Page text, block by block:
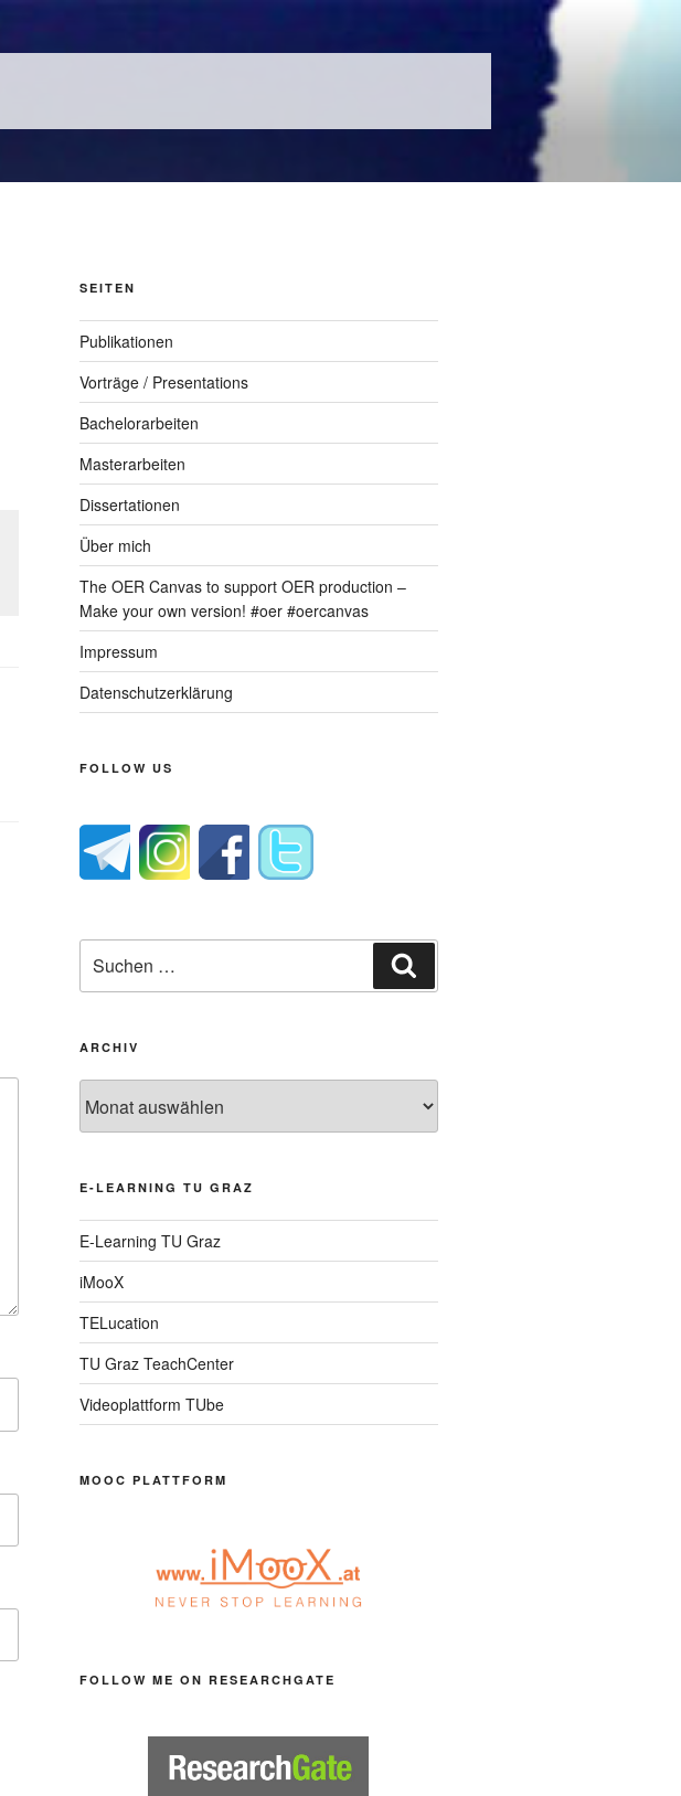
SEITEN
Publikationen
Vorträge / Presentations
Bachelorarbeiten
Masterarbeiten
Dissertationen
Über mich
The OER Canvas to support OER production –
Make your own version! #oer #oercanvas
Impressum
Datenschutzerklärung
FOLLOW US
nach:
ARCHIV
E-LEARNING TU GRAZ
E-Learning TU Graz
iMooX
TELucation
TU Graz TeachCenter
Videoplattform TUbe
MOOC PLATTFORM
FOLLOW ME ON RESEARCHGATE